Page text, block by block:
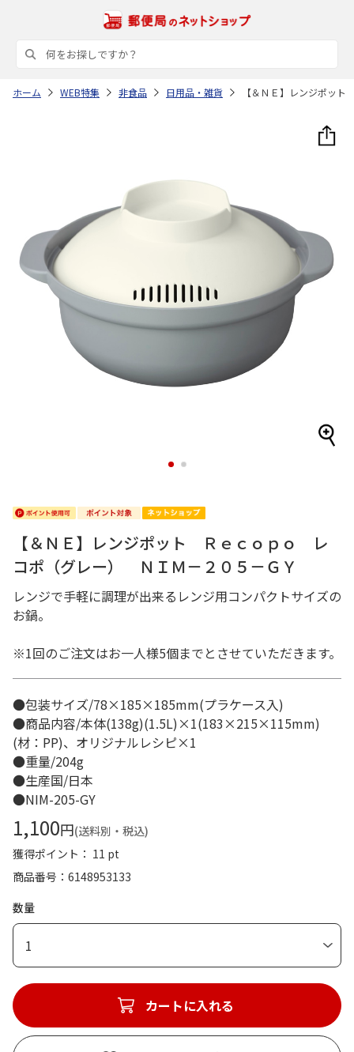
ホーム WEB特集 非食品 日用品・雑貨 【＆ＮＥ】レンジポッ
1 2
【＆ＮＥ】レンジポット Ｒｅｃｏｐｏ レ
コポ（グレー） ＮＩＭ－２０５－ＧＹ
レンジで手軽に調理が出来るレンジ用コンパクトサイズの
お鍋。
※1回のご注文はお一人様5個までとさせていただきます。
●包装サイズ/78×185×185mm(プラケース入)
●商品内容/本体(138g)(1.5L)×1(183×215×115mm)
(材：PP)、オリジナルレシピ×1
●重量/204g
●生産国/日本
●NIM-205-GY
1,100円(送料別・税込)
獲得ポイント： 11 pt
商品番号
6148953133
数量
1
カートに入れる